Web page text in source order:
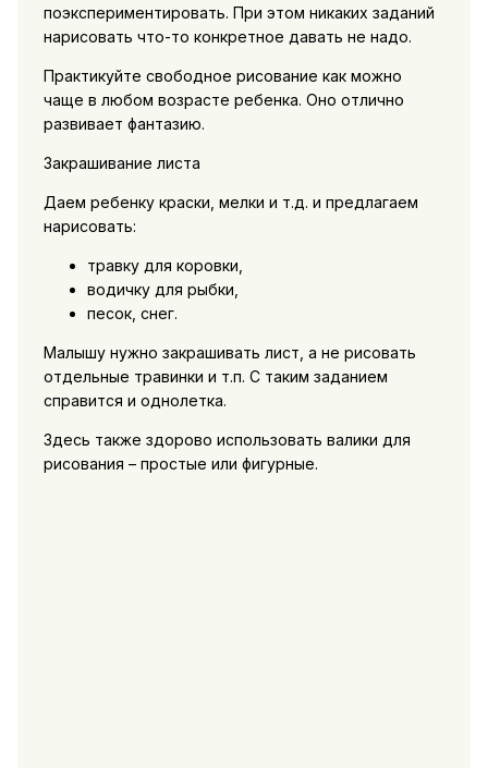
поэкспериментировать. При этом никаких заданий
нарисовать что-то конкретное давать не надо.
Практикуйте свободное рисование как можно
чаще в любом возрасте ребенка. Оно отлично
развивает фантазию.
Закрашивание листа
Даем ребенку краски, мелки и т.д. и предлагаем
нарисовать:
травку для коровки,
водичку для рыбки,
песок, снег.
Малышу нужно закрашивать лист, а не рисовать
отдельные травинки и т.п. С таким заданием
справится и однолетка.
Здесь также здорово использовать валики для
рисования – простые или фигурные.